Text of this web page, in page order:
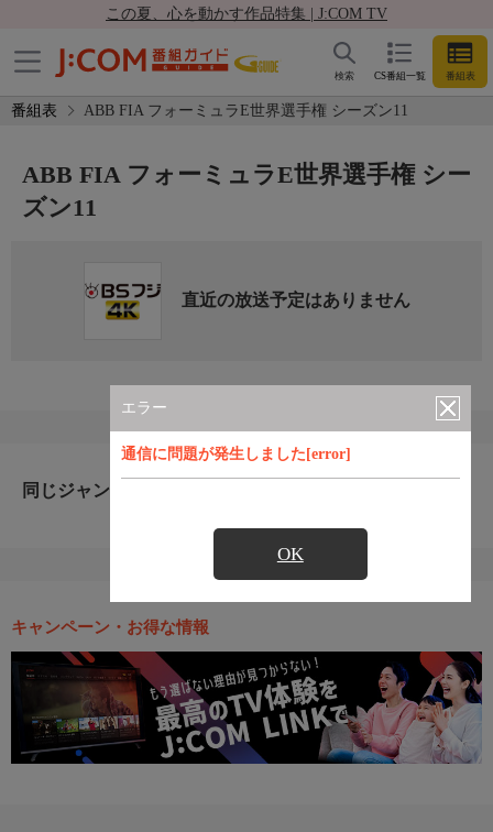
この夏、心を動かす作品特集 | J:COM TV
CS番組一覧 番組表
検索
番組表 ABB FIA フォーミュラE世界選手権 シーズン11
エラー
通信に問題が発生しました[error]
OK
ABB FIA フォーミュラE世界選手権 シー
ズン11
直近の放送予定はありません
同じジャンルのおすすめ番組
キャンペーン・お得な情報